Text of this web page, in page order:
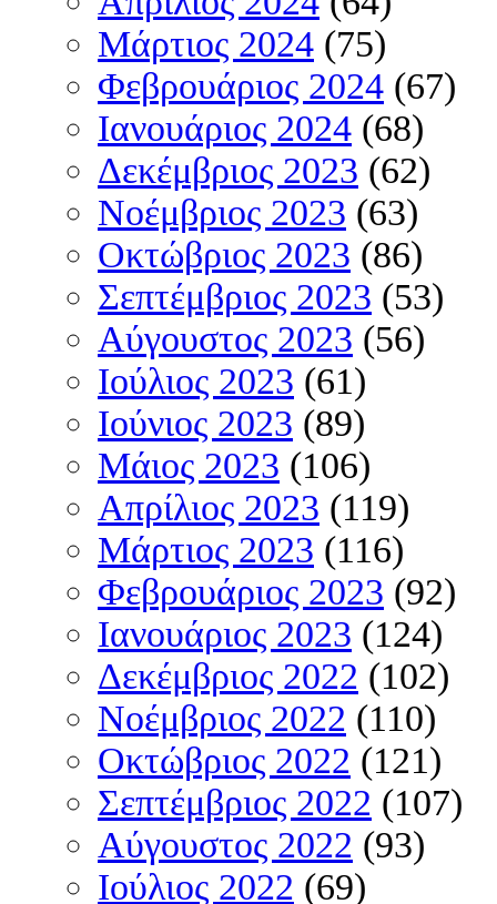
Μάρτιος 2024 (75)
Φεβρουάριος 2024 (67)
Ιανουάριος 2024 (68)
Δεκέμβριος 2023 (62)
Νοέμβριος 2023 (63)
Οκτώβριος 2023 (86)
Σεπτέμβριος 2023 (53)
Αύγουστος 2023 (56)
Ιούλιος 2023 (61)
Ιούνιος 2023 (89)
Μάιος 2023 (106)
Απρίλιος 2023 (119)
Μάρτιος 2023 (116)
Φεβρουάριος 2023 (92)
Ιανουάριος 2023 (124)
Δεκέμβριος 2022 (102)
Νοέμβριος 2022 (110)
Οκτώβριος 2022 (121)
Σεπτέμβριος 2022 (107)
Αύγουστος 2022 (93)
Ιούλιος 2022 (69)